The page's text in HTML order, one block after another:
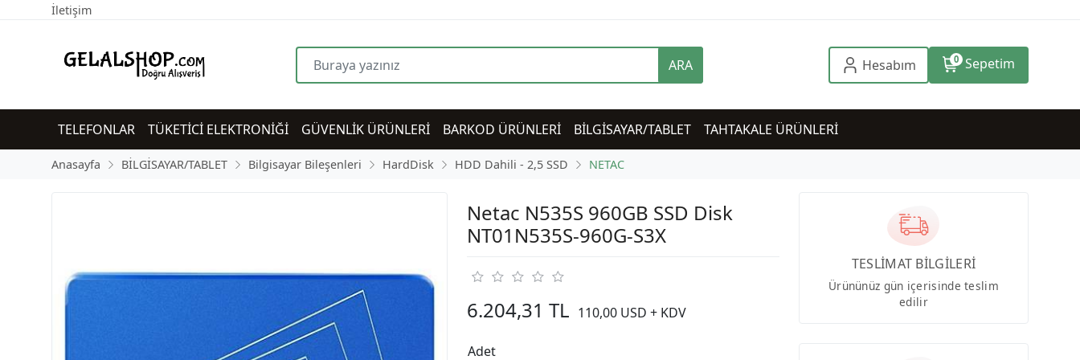
İletişim
ARA Hesabım 0 Sepetim
TELEFONLAR TÜKETİCİ ELEKTRONİĞİ GÜVENLİK ÜRÜNLERİ BARKOD ÜRÜNLERİ BİLGİSAYAR/TABLET TAHTAKALE ÜRÜNLERİ
Anasayfa BİLGİSAYAR/TABLET Bilgisayar Bileşenleri HardDisk HDD Dahili - 2,5 SSD NETAC
Netac N535S 960GB SSD Disk
NT01N535S-960G-S3X
6.204,31 TL 110,00 USD + KDV
Adet
TESLİMAT BİLGİLERİ
Ürününüz gün içerisinde teslim
edilir